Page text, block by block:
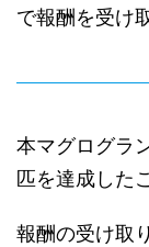
で報酬を受け
本マグログラ
匹を達成した
報酬の受け取